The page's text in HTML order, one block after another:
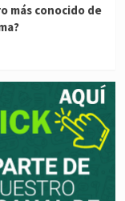
más conocido de